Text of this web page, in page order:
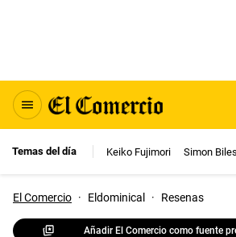
Temas del día Keiko Fujimori Simon Biles
El Comercio · Eldominical · Resenas
Añadir El Comercio como fuente